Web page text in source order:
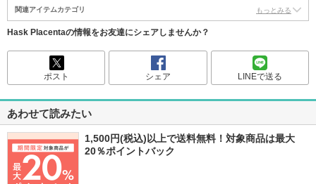
関連アイテムカテゴリ もっとみる
Hask Placentaの情報をお友達にシェアしませんか？
ポスト シェア LINEで送る
あわせて読みたい
1,500円(税込)以上で送料無料！対象商品は最大
20％ポイントバック